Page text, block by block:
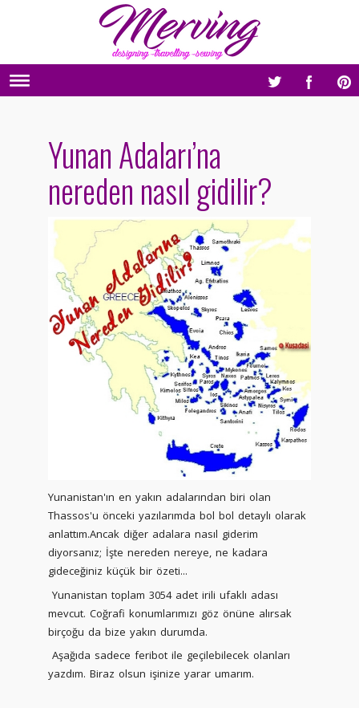
Yunan Adaları’na
nereden nasıl gidilir?
Yunanistan'ın en yakın adalarından biri olan
Thassos'u önceki yazılarımda bol bol detaylı olarak
anlattım.Ancak diğer adalara nasıl giderim
diyorsanız; İşte nereden nereye, ne kadara
gideceğiniz küçük bir özeti...
Yunanistan toplam 3054 adet irili ufaklı adası
mevcut. Coğrafi konumlarımızı göz önüne alırsak
birçoğu da bize yakın durumda.
Aşağıda sadece feribot ile geçilebilecek olanları
yazdım. Biraz olsun işinize yarar umarım.